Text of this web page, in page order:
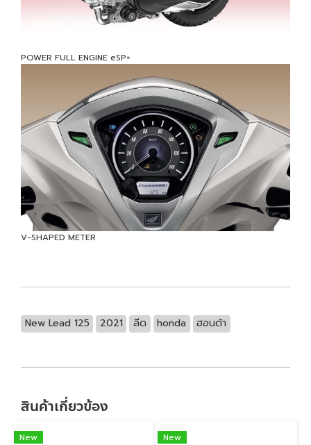
POWER FULL ENGINE eSP+
V-SHAPED METER
New Lead 125 2021 ลีด honda ฮอนด้า
สินค้าเกี่ยวข้อง
New New